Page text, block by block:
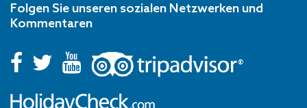
Folgen Sie unseren sozialen Netzwerken und
Kommentaren